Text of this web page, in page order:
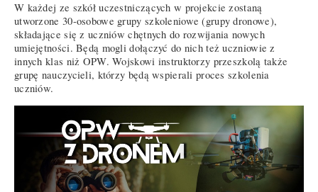
W każdej ze szkół uczestniczących w projekcie zostaną
utworzone 30-osobowe grupy szkoleniowe (grupy dronowe),
składające się z uczniów chętnych do rozwijania nowych
umiejętności. Będą mogli dołączyć do nich też uczniowie z
innych klas niż OPW. Wojskowi instruktorzy przeszkolą także
grupę nauczycieli, którzy będą wspierali proces szkolenia
uczniów.